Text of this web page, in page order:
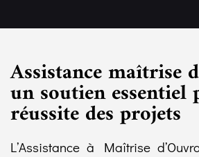
Assistance maîtrise
un soutien essentiel
réussite des projets
L’Assistance à Maîtrise